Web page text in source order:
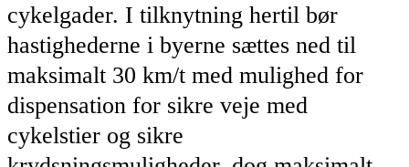
cykelgader. I tilknytning hertil bør
hastighederne i byerne sættes ned til
maksimalt 30 km/t med mulighed for
dispensation for sikre veje med
cykelstier og sikre